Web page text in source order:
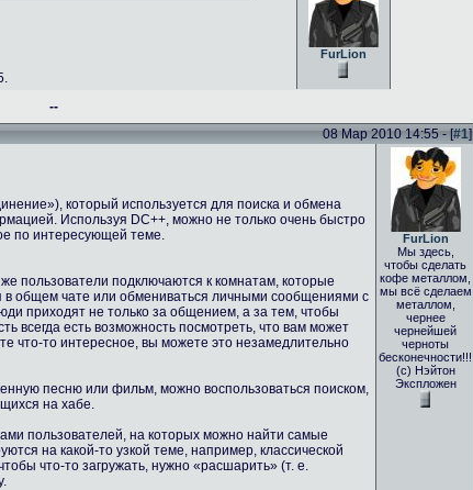
FurLion
--
08 Мар 2010 14:55 - [#1]
который используется для поиска и обмена
Используя DC++, можно не только очень быстро
по интересующей теме.
пользователи подключаются к комнатам, которые
общем чате или обмениваться личными сообщениями с
приходят не только за общением, а за тем, чтобы
всегда есть возможность посмотреть, что вам может
что-то интересное, вы можете это незамедлительно
песню или фильм, можно воспользоваться поиском,
на хабе.
пользователей, на которых можно найти самые
на какой-то узкой теме, например, классической
что-то загружать, нужно «расшарить» (т. е.
FurLion
Мы здесь,
чтобы сделать
кофе металлом,
мы всё сделаем
металлом,
чернее
чернейшей
черноты
бесконечности!!!
(с) Нэйтон
Экспложен